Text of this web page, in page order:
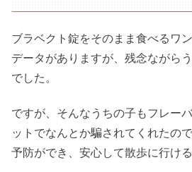
ブラベクト錠をそのまま食べるワ
データがありますが、残念ながら
でした。
ですが、そんなうちの子もフレー
ットでなんとか騙されてくれたの
予防ができ、安心して散歩に行け